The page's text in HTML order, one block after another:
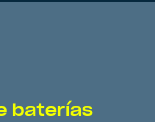
baterías